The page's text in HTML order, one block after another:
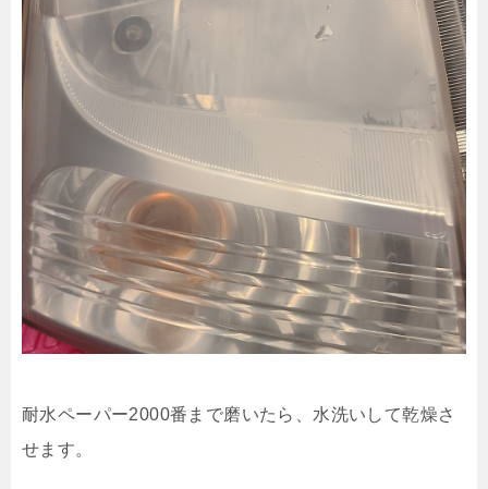
耐水ペーパー2000番まで磨いたら、水洗いして乾燥さ
せます。